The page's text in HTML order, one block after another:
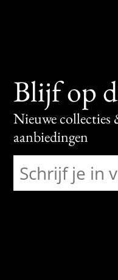
Blijf op
Nieuwe collecties
aanbiedingen